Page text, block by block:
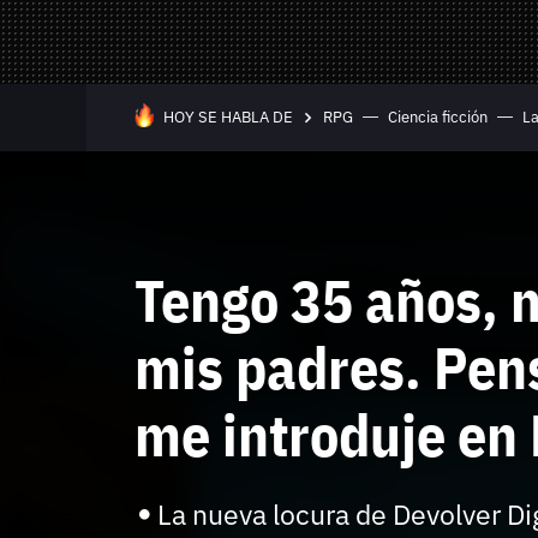
HOY SE HABLA DE RPG Ciencia ficción
Tengo 35 años,
mis padres.
me introduje en
La nueva locura de Devolver
Selección
Trivia
Juegos Online
Mandos y
Todo hardware
InstagramTwitterYouTube
RSSDiscord